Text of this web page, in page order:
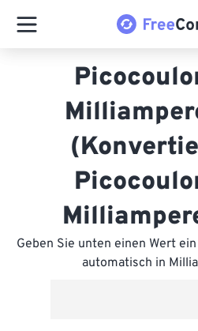
Geben Sie unten einen Wert
automatisch in